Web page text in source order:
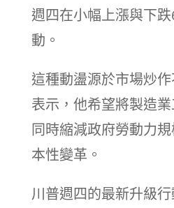
週四在小幅上漲與下
動。
這種動盪源於市場炒
表示，他希望將製造業
同時縮減政府勞動力
本性變革。
川普週四的最新升級